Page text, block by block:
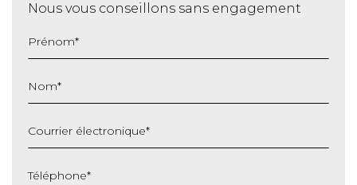
Nous vous conseillons sans engagement
Prénom*
Nom*
Courrier électronique*
Téléphone*